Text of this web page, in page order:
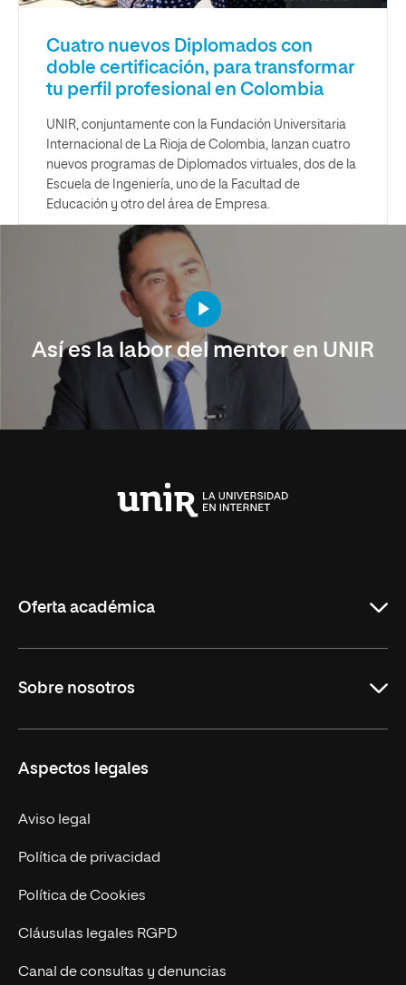
Cuatro nuevos Diplomados con
doble certificación, para transformar
tu perfil profesional en Colombia
UNIR, conjuntamente con la Fundación Universitaria
Internacional de La Rioja de Colombia, lanzan cuatro
nuevos programas de Diplomados virtuales, dos de la
Escuela de Ingeniería, uno de la Facultad de
Educación y otro del área de Empresa.
Así es la labor del mentor en UNIR
Oferta académica
Maestrías
Sobre nosotros
Trabaja en UNIR
Actualidad
Contacto
Aspectos legales
Aviso legal
Política de privacidad
Política de Cookies
Cláusulas legales RGPD
Canal de consultas y denuncias